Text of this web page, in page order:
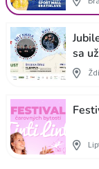
sa